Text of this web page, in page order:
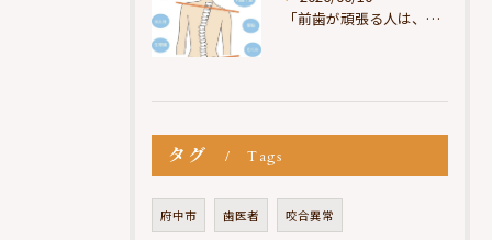
「前歯が頑張る人は、だいたい疲れている」
タグ Tags
府中市 歯医者 咬合異常